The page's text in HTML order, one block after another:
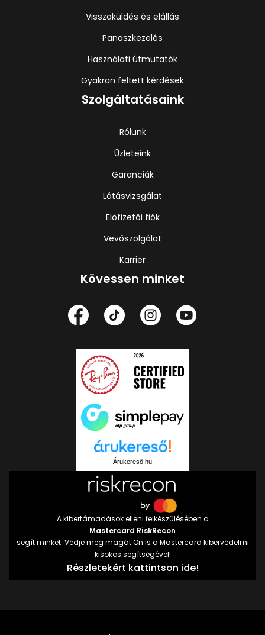
Visszaküldés és elállás
Panaszkezelés
Használati útmutatók
Gyakran feltett kérdések
Szolgáltatásaink
Rólunk
Üzleteink
Garanciák
Látásvizsgálat
Előfizetői fiók
Vevőszolgálat
Karrier
Kövessen minket
Árukereső.hu
A kibertámadások elleni felkészülésében a
Mastercard RiskRecon
segít minket. Védje meg magát Ön is a Mastercard kibervédelmi
kisokos segítségével!
Részletekért kattintson ide!